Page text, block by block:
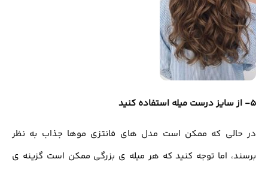
5- از سایز درست میله استفاده کنید
در حالی که ممکن است مدل های فانتزی موها جذاب به نظر
برسند، اما توجه کنید که هر میله ی بزرگی ممکن است گزینه ی